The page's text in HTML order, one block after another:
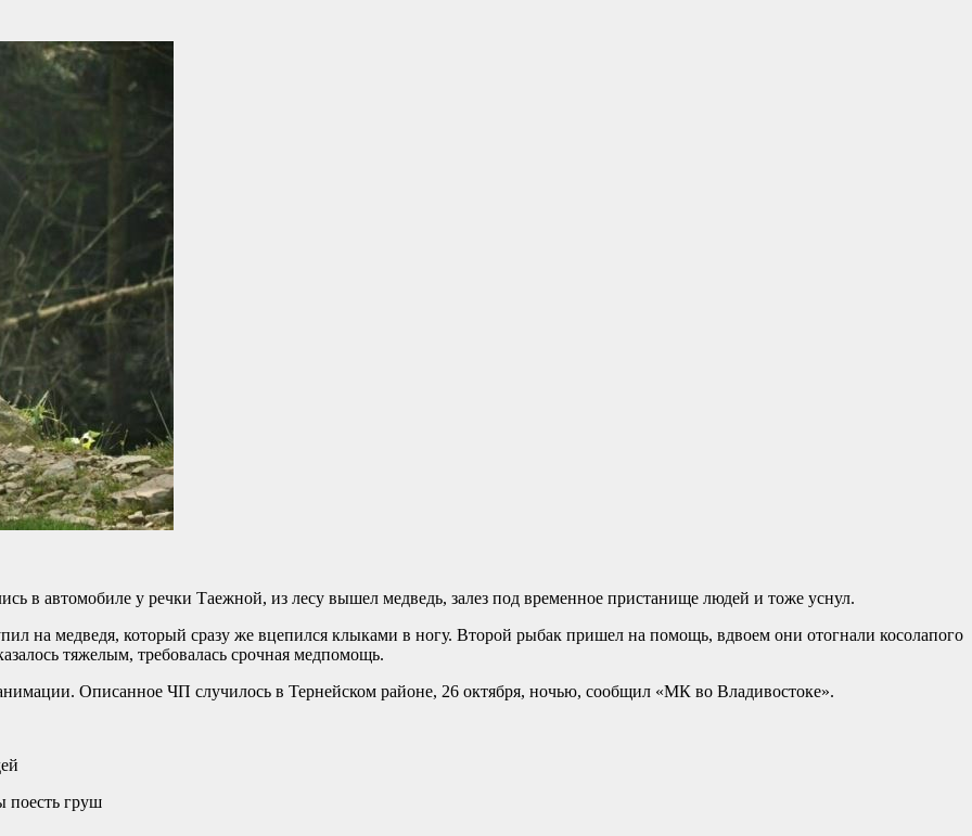
в автомобиле у речки Таежной, из лесу вышел медведь, залез под временное пристанище людей и тоже уснул.
на медведя, который сразу же вцепился клыками в ногу. Второй рыбак пришел на помощь, вдвоем они отогнали косолапого
тяжелым, требовалась срочная медпомощь.
Описанное ЧП случилось в Тернейском районе, 26 октября, ночью, сообщил «МК во Владивостоке».
поесть груш